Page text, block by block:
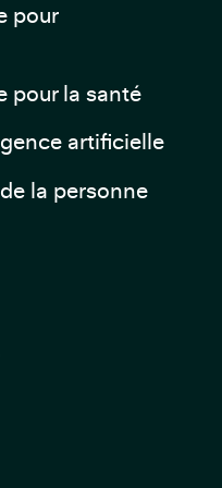
pour
pour la santé
artificielle
la personne